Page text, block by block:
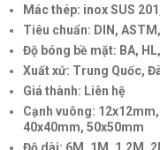
Mác thép: inox SUS
Tiêu chuẩn: DIN,
Độ bóng bề mặt: BA, HL,
Xuất xứ: Trung Quốc,
Giá thành: Liên hệ
Cạnh vuông:
40x40mm, 50x50mm